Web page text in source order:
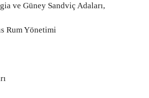
ve Güney Sandviç Adaları,
Rum Yönetimi